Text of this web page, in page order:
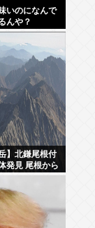
いのになんで
んや？
】北鎌尾根付
発見 尾根から
斜面 県警のヘ
に見つける 付
行方がわから
定で入山も連